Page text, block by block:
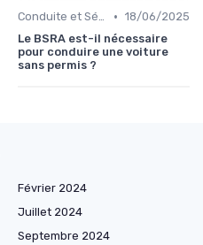
Conduite et Sécurité • 18/06/2025
Le BSRA est-il nécessaire
pour conduire une voiture
sans permis ?
Février 2024
Juillet 2024
Septembre 2024